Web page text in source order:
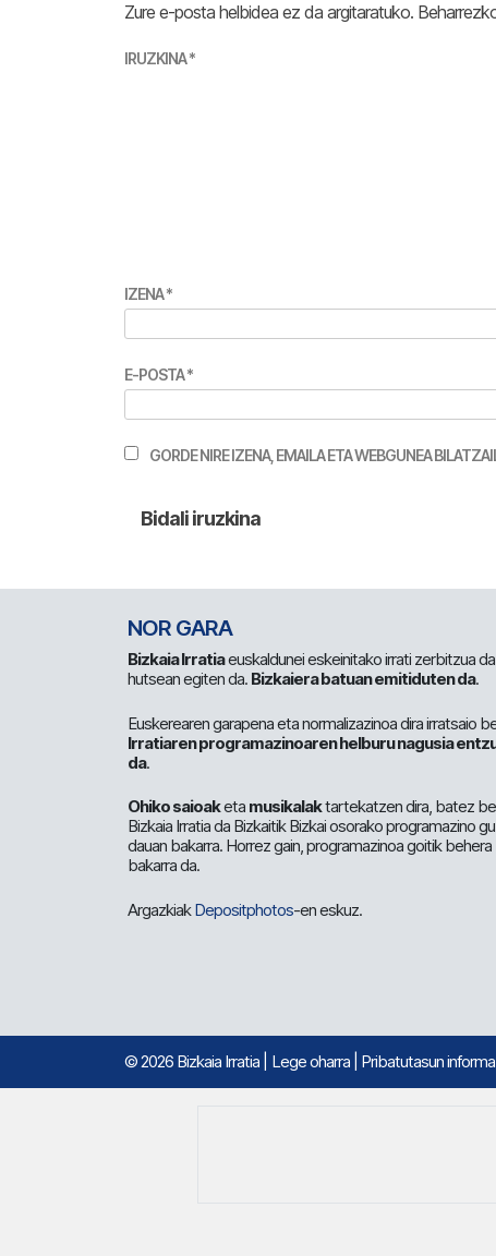
Zure e-posta helbidea ez da argitaratuko.
IRUZKINA*
IZENA*
E-POSTA*
GORDE NIRE IZENA, EMAILA ETA WEBGUNEA
NOR GARA
Bizkaia Irratiaeuskaldunei eskeinitako irrati zerbitzua
hutsean egiten da. Bizkaiera batuan emitiduten da.
Euskerearen garapena eta normalizazinoa dira irratsaio
Irratiaren programazinoaren helburu nagusia
da.
Ohiko saioaketa musikalaktartekatzen dira, batez be
Bizkaia Irratia da Bizkaitik Bizkai osorako programazino
dauan bakarra. Horrez gain, programazinoa goitik
bakarra da.
ArgazkiakDepositphotos-en eskuz.
© 2026 Bizkaia Irratia Lege oharra Pribatutasun